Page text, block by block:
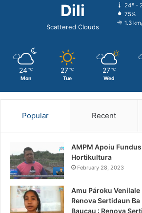
Dili
Scattered Clouds
24º -
75%
1.3
24 ℃
Mon
27 ℃
Tue
27 ℃
Wed
Popular Recent
AMPM Apoiu
Hortikultura
February 28, 2023
Amu Pároku Venilale
Renova Sertidaun
Baucau : Renova